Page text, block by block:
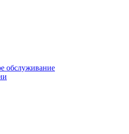
обслуживание